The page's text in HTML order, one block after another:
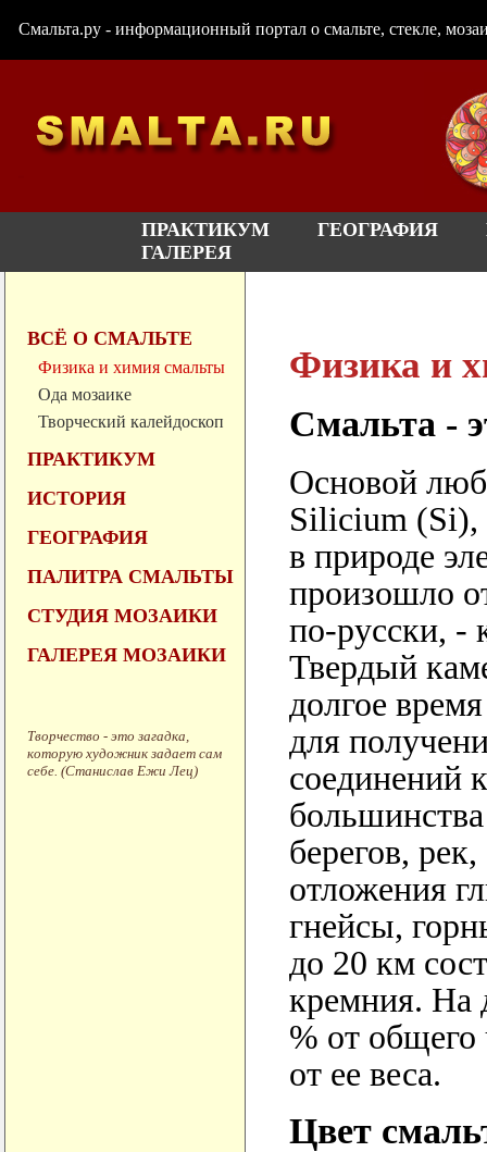
Смальта.ру - информационный портал о смальте, стекле,
ПРАКТИКУМ ГЕОГРАФИЯ
ГАЛЕРЕЯ
ВСЁ О СМАЛЬТЕ
Физика и химия смальты
Ода мозаике
Творческий калейдоскоп
ПРАКТИКУМ
ИСТОРИЯ
ГЕОГРАФИЯ
ПАЛИТРА СМАЛЬТЫ
СТУДИЯ МОЗАИКИ
ГАЛЕРЕЯ МОЗАИКИ
Творчество - это загадка,
которую художник задает сам
себе. (Станислав Ежи Лец)
Физика и
Смальта -
Основой
Silicium (Si),
в природе
произошло
по-русски, -
Твердый
долгое
для
соединений
берегов,
отложения
гнейсы,
до 20 км
кремния. На
% от общего
от ее веса.
Цвет